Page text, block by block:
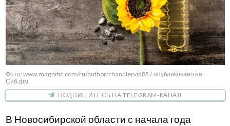
Фото: www.magnific.com/ru/author/chandlervid85 / опубликовано на
Сиб.фм
ПОДПИШИТЕСЬ НА TELEGRAM-КАНАЛ
В Новосибирской области с начала года